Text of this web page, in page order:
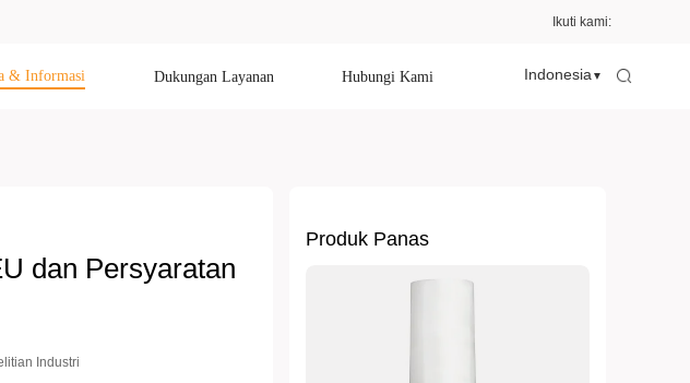
Ikuti kami:
& Informasi Dukungan Layanan Hubungi Kami Indonesia ▼
dan Persyaratan
Industri
Produk Panas